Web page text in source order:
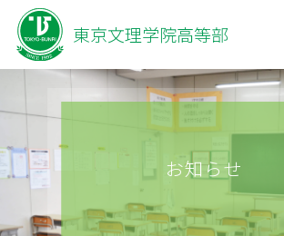
東京文理学院高等部
お知らせ